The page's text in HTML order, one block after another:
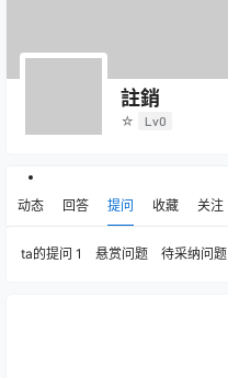
註銷
☆ Lv0
动态 回答 提问 收藏 关注
ta的提问 1 悬赏问题 待采纳问题